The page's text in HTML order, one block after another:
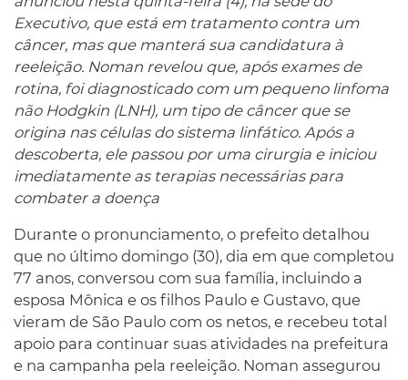
Executivo, que está em tratamento contra um
câncer, mas que manterá sua candidatura à
reeleição. Noman revelou que, após exames de
rotina, foi diagnosticado com um pequeno linfoma
não Hodgkin (LNH), um tipo de câncer que se
origina nas células do sistema linfático. Após a
descoberta, ele passou por uma cirurgia e iniciou
imediatamente as terapias necessárias para
combater a doença
Durante o pronunciamento, o prefeito detalhou
que no último domingo (30), dia em que completou
77 anos, conversou com sua família, incluindo a
esposa Mônica e os filhos Paulo e Gustavo, que
vieram de São Paulo com os netos, e recebeu total
apoio para continuar suas atividades na prefeitura
e na campanha pela reeleição. Noman assegurou